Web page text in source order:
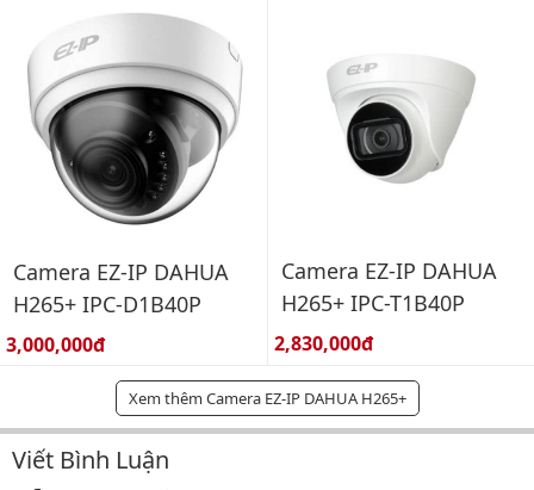
Camera EZ-IP DAHUA
H265+ IPC-D1B40P
Giá bán:
3,000,000đ
Camera EZ-IP DAHUA
H265+ IPC-T1B40P
Giá bán:
2,830,000đ
Xem thêm Camera EZ-IP DAHUA H265+
Bình luận & Đánh giá
Viết Bình Luận